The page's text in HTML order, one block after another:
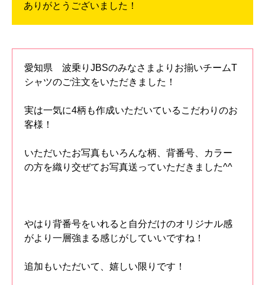
ありがとうございました！
愛知県 波乗りJBSのみなさまよりお揃いチームT
シャツのご注文をいただきました！
実は一気に4柄も作成いただいているこだわりのお
客様！
いただいたお写真もいろんな柄、背番号、カラー
の方を織り交ぜてお写真送っていただきました^^
やはり背番号をいれると自分だけのオリジナル感
がより一層強まる感じがしていいですね！
追加もいただいて、嬉しい限りです！